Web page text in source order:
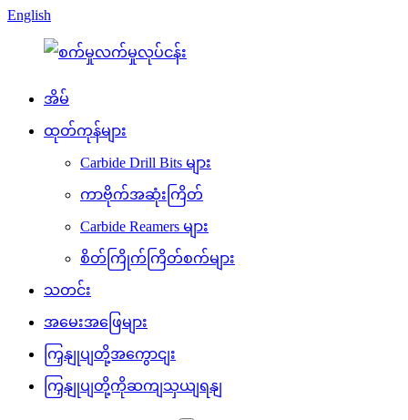
English
အိမ်
ထုတ်ကုန်များ
Carbide Drill Bits များ
ကာဗိုက်အဆုံးကြိတ်
Carbide Reamers များ
စိတ်ကြိုက်ကြိတ်စက်များ
သတင်း
အမေးအဖြေများ
ကြှနျုပျတို့အကွောငျး
ကြှနျုပျတို့ကိုဆကျသှယျရနျ